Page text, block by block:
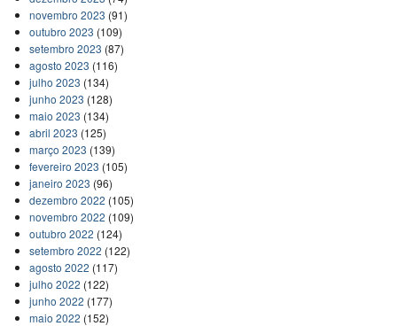
novembro 2023 (91)
outubro 2023 (109)
setembro 2023 (87)
agosto 2023 (116)
julho 2023 (134)
junho 2023 (128)
maio 2023 (134)
abril 2023 (125)
março 2023 (139)
fevereiro 2023 (105)
janeiro 2023 (96)
dezembro 2022 (105)
novembro 2022 (109)
outubro 2022 (124)
setembro 2022 (122)
agosto 2022 (117)
julho 2022 (122)
junho 2022 (177)
maio 2022 (152)